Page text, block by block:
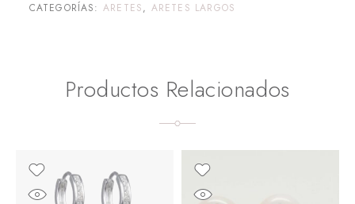
CATEGORÍAS: ARETES, ARETES LARGOS
Productos Relacionados